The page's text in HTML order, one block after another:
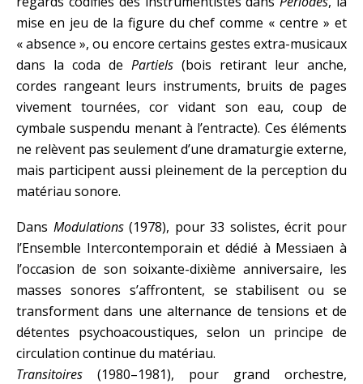
mise en jeu de la figure du chef comme « centre » et
« absence », ou encore certains gestes extra-musicaux
dans la coda de Partiels (bois retirant leur anche,
cordes rangeant leurs instruments, bruits de pages
vivement tournées, cor vidant son eau, coup de
cymbale suspendu menant à l’entracte). Ces éléments
ne relèvent pas seulement d’une dramaturgie externe,
mais participent aussi pleinement de la perception du
matériau sonore.
Dans Modulations(1978), pour 33 solistes, écrit pour
l’Ensemble Intercontemporain et dédié à Messiaen à
l’occasion de son soixante-dixième anniversaire, les
masses sonores s’affrontent, se stabilisent ou se
transforment dans une alternance de tensions et de
détentes psychoacoustiques, selon un principe de
circulation continue du matériau.
Transitoires (1980–1981), pour grand orchestre,